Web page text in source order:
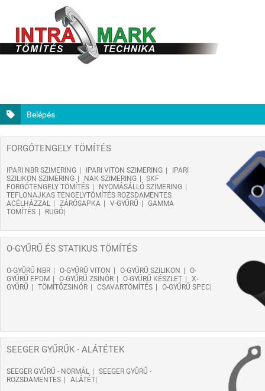
Belépés
FORGÓTENGELY TÖMÍTÉS
IPARI NBR SZIMERING IPARI VITON SZIMERING
IPARI
SZILIKON SZIMERING
NAK SZIMERING
SKF
FORGÓTENGELY TÖMÍTÉS
NYOMÁSÁLLÓ SZIMERING
TEFLONAJKAS TENGELYTÖMÍTÉS ROZSDAMENTES
ACÉLHÁZZAL
ZÁRÓSAPKA V-GYŰRŰ
GAMMA
TÖMÍTÉS
RUGÓ
O-GYŰRŰ ÉS STATIKUS TÖMÍTÉS
O-GYŰRŰ NBR O-GYŰRŰ VITON O-GYŰRŰ SZILIKON
O-
GYŰRŰ EPDM
O-GYŰRŰ ZSINÓR O-GYŰRŰ KÉSZLET
X-
GYŰRŰ
TÖMÍTŐZSINÓR CSAVARTÖMÍTÉS O-GYŰRŰ SPEC
SEEGER GYŰRŰK - ALÁTÉTEK
SEEGER GYŰRŰ - NORMÁL
SEEGER GYŰRŰ -
ROZSDAMENTES
ALÁTÉT